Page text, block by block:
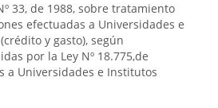
33, de 1988, sobre tratamiento
efectuadas a Universidades e
y gasto), según
por la Ley Nº 18.775,de
a Universidades e Institutos